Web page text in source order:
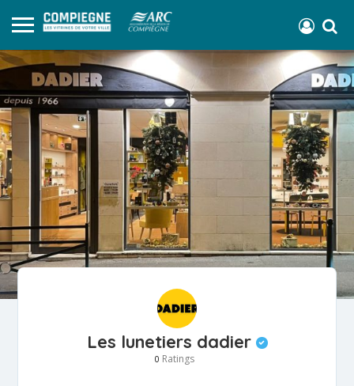
Les lunetiers dadier
0 Ratings